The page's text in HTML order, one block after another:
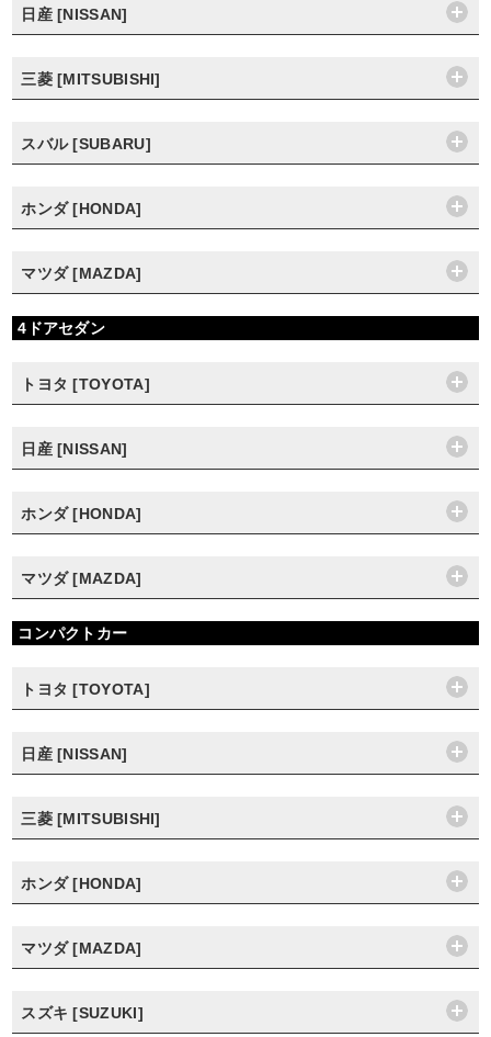
日産 [NISSAN]
三菱 [MITSUBISHI]
スバル [SUBARU]
ホンダ [HONDA]
マツダ [MAZDA]
4ドアセダン
トヨタ [TOYOTA]
日産 [NISSAN]
ホンダ [HONDA]
マツダ [MAZDA]
コンパクトカー
トヨタ [TOYOTA]
日産 [NISSAN]
三菱 [MITSUBISHI]
ホンダ [HONDA]
マツダ [MAZDA]
スズキ [SUZUKI]